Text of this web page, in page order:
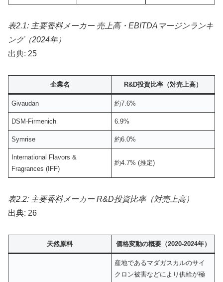
表2.1: 主要香料メーカー 売上高・EBITDAマージンランキ
ング（2024年）
出典: 25
企業名 R&D投資比率（対売上高）
Givaudan 約7.6%
DSM-Firmenich 6.9%
Symrise 約6.0%
International Flavors &
Fragrances (IFF)
約4.7% (推定)
表2.2: 主要香料メーカー R&D投資比率（対売上高）
出典: 26
天然原料 価格変動の概要（2020-2024年）
産地であるマダガスカルのサイ
クロン被害などにより供給が極